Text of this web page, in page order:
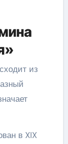
из
в XIX